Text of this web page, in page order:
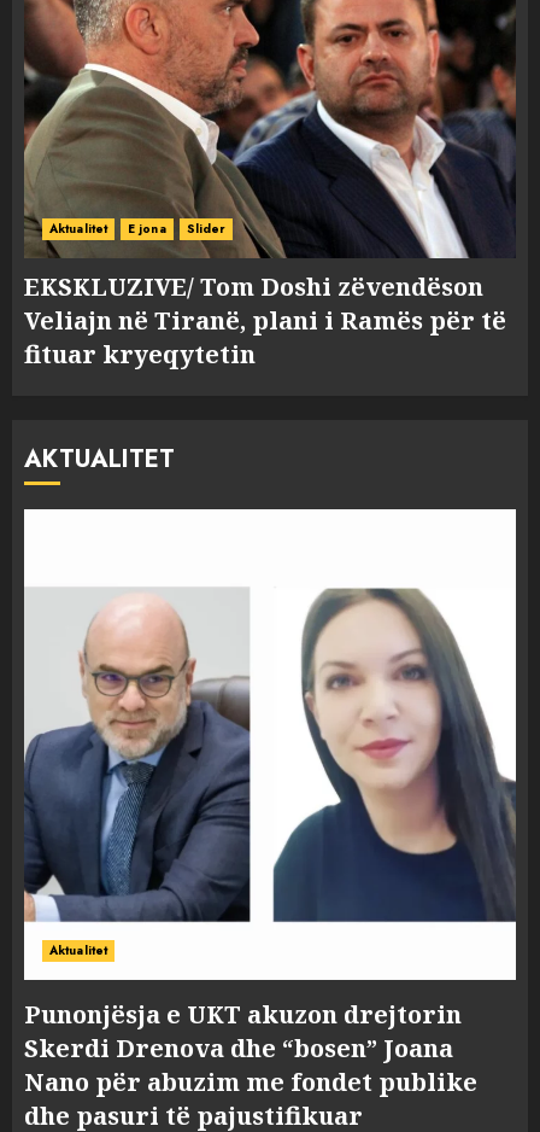
Aktualitet E jona Slider
EKSKLUZIVE/ Tom Doshi zëvendëson
Veliajn në Tiranë, plani i Ramës për të
fituar kryeqytetin
AKTUALITET
Aktualitet
Punonjësja e UKT akuzon drejtorin
Skerdi Drenova dhe “bosen” Joana
Nano për abuzim me fondet publike
dhe pasuri të pajustifikuar